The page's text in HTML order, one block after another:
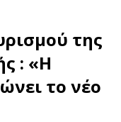
της
: «Η
το νέο